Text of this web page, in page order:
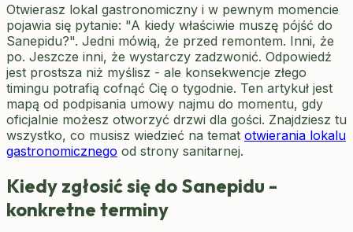
Otwierasz lokal gastronomiczny i w pewnym momencie
pojawia się pytanie: "A kiedy właściwie muszę pójść do
Sanepidu?". Jedni mówią, że przed remontem. Inni, że
po. Jeszcze inni, że wystarczy zadzwonić. Odpowiedź
jest prostsza niż myślisz - ale konsekwencje złego
timingu potrafią cofnąć Cię o tygodnie. Ten artykuł jest
mapą od podpisania umowy najmu do momentu, gdy
oficjalnie możesz otworzyć drzwi dla gości. Znajdziesz tu
wszystko, co musisz wiedzieć na temat otwierania lokalu
gastronomicznego od strony sanitarnej.
Kiedy zgłosić się do Sanepidu -
konkretne terminy